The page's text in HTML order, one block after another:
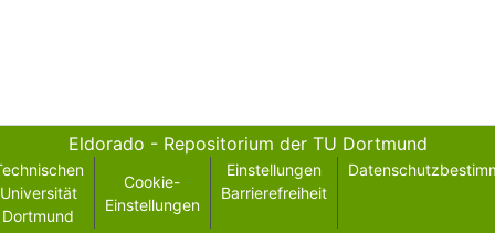
Eldorado - Repositorium der TU Dortmund
Universität
Dortmund
Cookie-
Einstellungen
Einstellungen
Barrierefreiheit